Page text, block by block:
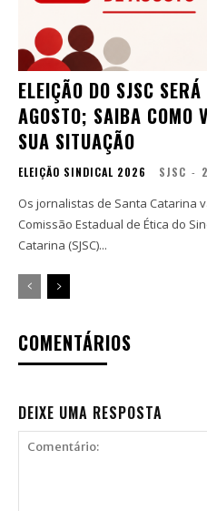
ELEIÇÃO DO SJSC
AGOSTO; SAIBA COMO
SUA SITUAÇÃO
ELEIÇÃO SINDICAL 2026 SJSC -
Os jornalistas de Santa Catarina
Comissão Estadual de Ética do
Catarina (SJSC)...
COMENTÁRIOS
DEIXE UMA RESPOSTA